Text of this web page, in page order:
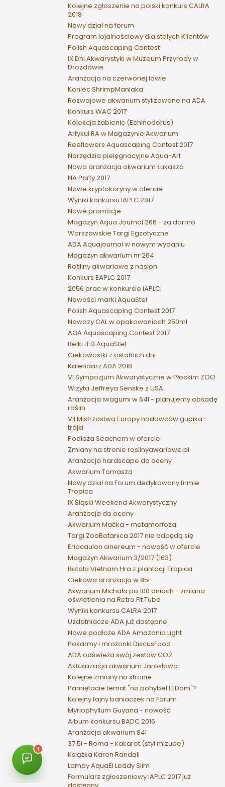
Kolejne zgłoszenie na polski konkurs CALRA
2018
Nowy dział na forum
Program lojalnościowy dla stałych Klientów
Polish Aquascaping Contest
IX Dni Akwarystyki w Muzeum Przyrody w
Drozdowie
Aranżacja na czerwonej lawie
Koniec ShrimpManiaka
Rozwojowe akwarium stylizowane na ADA
Konkurs WAC 2017
Kolekcja żabienic (Echinodorus)
Artykuł RA w Magazynie Akwarium
Reeflowers Aquascaping Contest 2017
Narzędzia pielęgnacyjne Aqua-Art
Nowa aranżacja akwarium Łukasza
NA Party 2017
Nowe kryptokoryny w ofercie
Wyniki konkursu IAPLC 2017
Nowe promocje
Magazyn Aqua Journal 266 - za darmo
Warszawskie Targi Egzotyczne
ADA Aquajournal w nowym wydaniu
Magazyn akwarium nr 264
Rośliny akwariowe z nasion
Konkurs EAPLC 2017
2056 prac w konkursie IAPLC
Nowości marki AquaStel
Polish Aquascaping Contest 2017
Nawozy CAL w opakowaniach 250ml
AGA Aquascaping Contest 2017
Belki LED AquaStel
Ciekawostki z ostatnich dni
Kalendarz ADA 2018
VI Sympozjum Akwarystyczne w Płockim ZOO
Wizyta Jeffreya Senske z USA
Aranżacja iwagumi w 64l - planujemy obsadę
roślin
VII Mistrzostwa Europy hodowców gupika -
trójki
Podłoża Seachem w ofercie
Zmiany na stronie roslinyawariowe.pl
Aranżacja hardscape do oceny
Akwarium Tomasza
Nowy dział na Forum dedykowany firmie
Tropica
IX Śląski Weekend Akwarystyczny
Aranżacja do oceny
Akwarium Maćka - metamorfoza
Targi ZooBotanica 2017 nie odbędą się
Eriocaulon cinereum - nowość w ofercie
Magazyn Akwarium 3/2017 (163)
Rotala Vietnam Hra z plantacji Tropica
Ciekawa aranżacja w 85l
Akwarium Michała po 100 dniach - zmiana
oświetlenia na Retro Fit Tube
Wyniki konkursu CALRA 2017
Uzdatniacze ADA już dostępne
Nowe podłoże ADA Amazonia Light
Pokarmy i mrożonki DiscusFood
ADA odświeża swój zestaw CO2
Aktualizacja akwarium Jarosława
Kolejne zmiany na stronie
Pamiętacie temat "na pohybel LEDom"?
Kolejny fajny baniaczek na Forum
Myriophyllum Guyana - nowość
Album konkursu BADC 2016
Aranżacja akwarium 84l
37.5l - Roma - kakarot (styl mizube)
Książka Karen Randall
Lampy AquaEl Leddy Slim
Formularz zgłoszeniowy IAPLC 2017 już